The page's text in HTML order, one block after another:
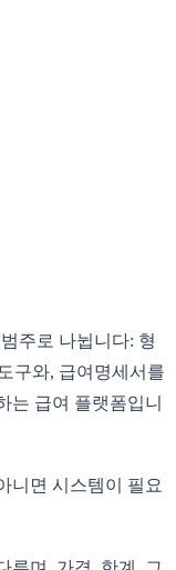
주로 나뉩니다: 형
구와, 급여명세서를
는 급여 플랫폼입니
니면 시스템이 필요